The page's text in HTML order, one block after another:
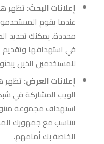
إعلانات البحث: تظهر
عندما يقوم
محددة. يمكنك تحديد
في استهدافها وتقديم
للمستخدمين الذين
إعلانات العرض: تظهر
الويب المشاركة في
استهداف مجموعة
تتناسب مع جمهورك
الخاصة بك أمامهم.